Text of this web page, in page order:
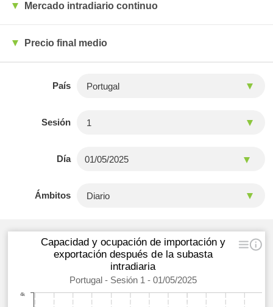
Mercado intradiario continuo
Precio final medio
País
Sesión
Día
Ámbitos
Capacidad y ocupación de importación y
exportación después de la subasta
intradiaria
Portugal - Sesión 1 - 01/05/2025
4k